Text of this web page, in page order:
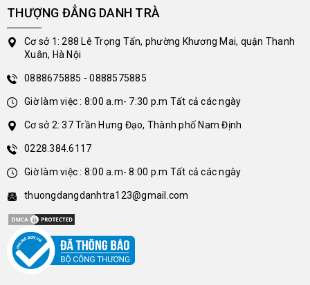
THƯỢNG ĐẲNG DANH TRÀ
Cơ sở 1: 288 Lê Trọng Tấn, phường Khương Mai, quận Thanh
Xuân, Hà Nội
0888675885 - 0888575885
Giờ làm việc : 8:00 a.m- 7:30 p.m Tất cả các ngày
Cơ sở 2: 37 Trần Hưng Đạo, Thành phố Nam Định
0228.384.6117
Giờ làm việc : 8:00 a.m- 8:00 p.m Tất cả các ngày
thuongdangdanhtra123@gmail.com